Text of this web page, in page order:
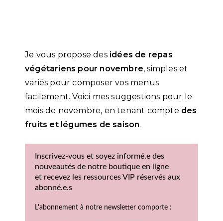
Je vous propose des idées de repas
végétariens pour novembre, simples et
variés pour composer vos menus
facilement. Voici mes suggestions pour le
mois de novembre, en tenant compte des
fruits et légumes de saison.